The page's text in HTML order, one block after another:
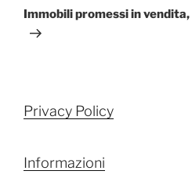
successivo
Immobili promessi in
Privacy Policy
Informazioni